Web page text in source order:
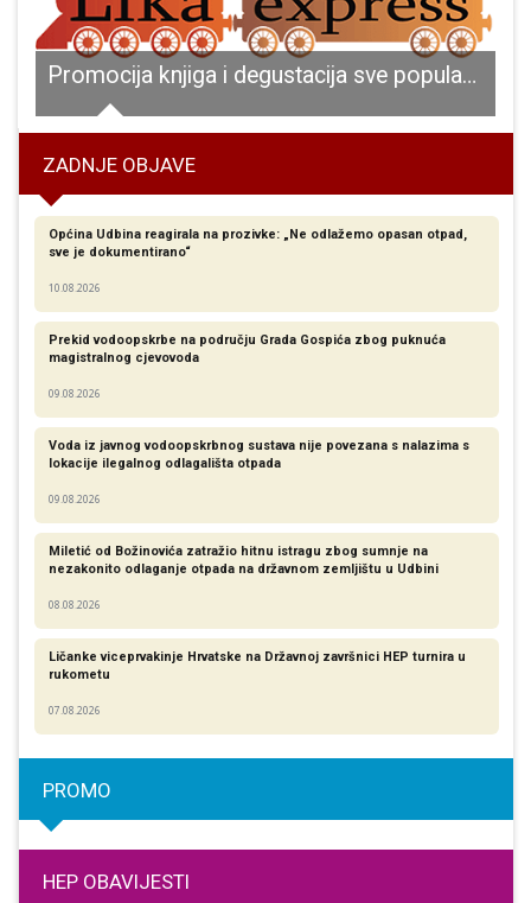
Promocija knjiga i degustacija sve popularnije medolade ovoga tjedna u book cafe-u Paradiso u Otočcu
ZADNJE OBJAVE
Općina Udbina reagirala na prozivke: „Ne odlažemo opasan otpad,
sve je dokumentirano“
10.08.2026
Prekid vodoopskrbe na području Grada Gospića zbog puknuća
magistralnog cjevovoda
09.08.2026
Voda iz javnog vodoopskrbnog sustava nije povezana s nalazima s
lokacije ilegalnog odlagališta otpada
09.08.2026
Miletić od Božinovića zatražio hitnu istragu zbog sumnje na
nezakonito odlaganje otpada na državnom zemljištu u Udbini
08.08.2026
Ličanke viceprvakinje Hrvatske na Državnoj završnici HEP turnira u
rukometu
07.08.2026
PROMO
HEP OBAVIJESTI